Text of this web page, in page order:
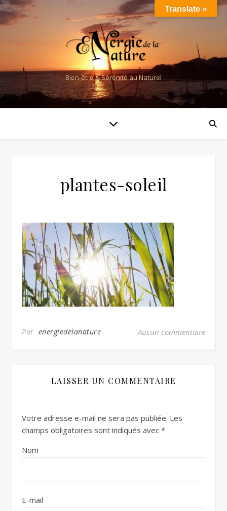
Bien-être & Sérénité au Naturel
plantes-soleil
Par energiedelanature Aucun commentaire
LAISSER UN COMMENTAIRE
Votre adresse e-mail ne sera pas publiée. Les
champs obligatoires sont indiqués avec *
Nom
E-mail
Translate »